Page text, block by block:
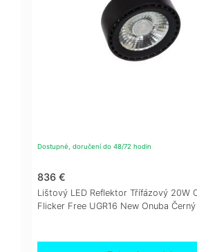
Dostupné, doručení do 48/72 hodin
836 €
Lištový LED Reflektor Třífázový 20W
Flicker Free UGR16 New Onuba Černý